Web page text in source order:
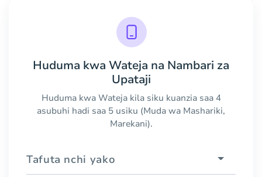
Huduma kwa Wateja na Nambari za
Upataji
Huduma kwa Wateja kila siku kuanzia saa 4
asubuhi hadi saa 5 usiku (Muda wa Mashariki,
Marekani).
Tafuta nchi yako